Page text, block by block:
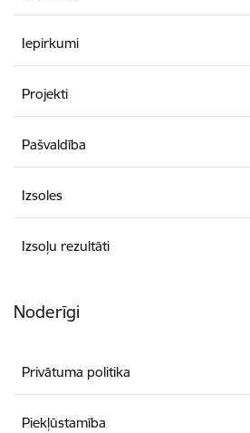
Iepirkumi
Projekti
Pašvaldība
Izsoles
Izsoļu rezultāti
Noderīgi
Privātuma politika
Piekļūstamība